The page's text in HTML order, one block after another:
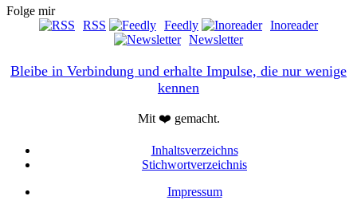
Folge mir
RSS
Feedly
Inoreader
Newsletter
Bleibe in Verbindung und erhalte Impulse, die nur wenige
kennen
Mit ❤️ gemacht.
Inhaltsverzeichns
Stichwortverzeichnis
Impressum